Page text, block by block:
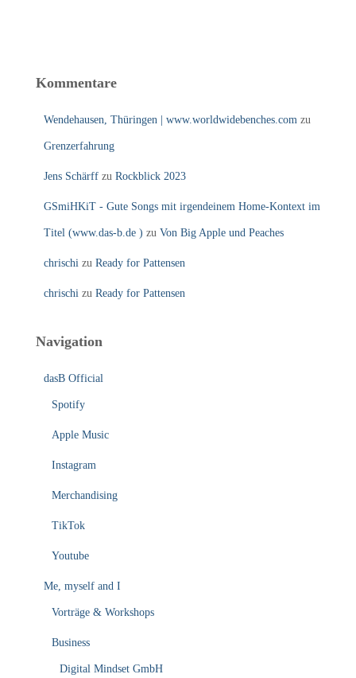
Kommentare
Wendehausen, Thüringen | www.worldwidebenches.com zu
Grenzerfahrung
Jens Schärff zu Rockblick 2023
GSmiHKiT - Gute Songs mit irgendeinem Home-Kontext im
Titel (www.das-b.de ) zu Von Big Apple und Peaches
chrischi zu Ready for Pattensen
chrischi zu Ready for Pattensen
Navigation
dasB Official
Spotify
Apple Music
Instagram
Merchandising
TikTok
Youtube
Me, myself and I
Vorträge & Workshops
Business
Digital Mindset GmbH